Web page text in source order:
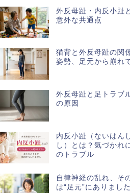
外反母趾・内反小趾
意外な共通点
猫背と外反母趾の関
姿勢、足元から崩れ
外反母趾と足トラブ
の原因
内反小趾（ないはん
し）とは？気づかれ
のトラブル
自律神経の乱れ、そ
は“足元”にありました